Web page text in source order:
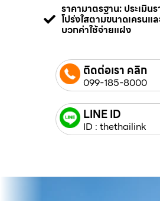
ราคามาตรฐาน: ประเมิน
โปร่งใสตามขนาดเครนแล
บวกค่าใช้จ่ายแฝง
ติดต่อเรา คลิก
099-185-8000
LINE ID
ID : thethailink